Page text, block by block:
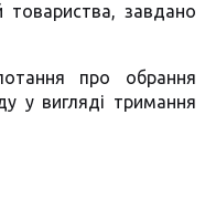
товариства, завдано
про обрання
у вигляді тримання